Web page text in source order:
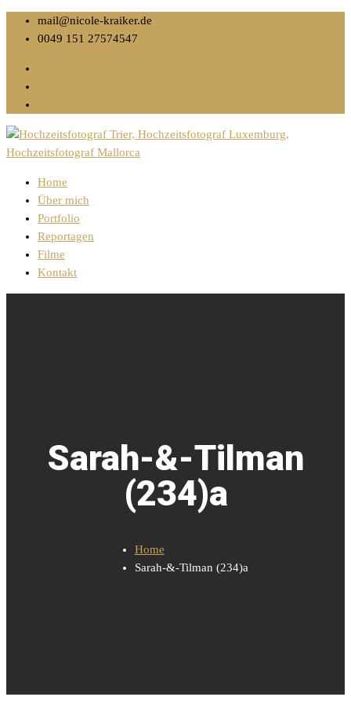
mail@nicole-kraiker.de
0049 151 27574547
Home
Über mich
Portfolio
Reportagen
Filme
Kontakt
Sarah-&-Tilman
(234)a
Home
Sarah-&-Tilman (234)a